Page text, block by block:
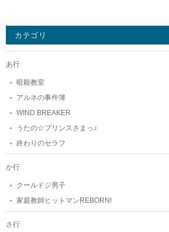
カテゴリ
あ行
暗殺教室
アルネの事件簿
WIND BREAKER
うたの☆プリンスさまっ♪
終わりのセラフ
か行
クールドジ男子
家庭教師ヒットマンREBORN!
さ行